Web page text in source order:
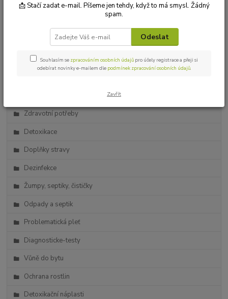
Přírodní kosmetika
Přírodní aromaterapie
Bio drogerie
Zdravotní potřeby
Detoxikace
Doplňky stravy
Dezinfekce
Žumpy, septiky, čističky
Odpady a septik
Problematická pleť
Diagnosticke-testy
Vůně do bytu
Ochrana rostlin
Detoxikační náplasti
📩 Stačí zadat e-mail. Píšeme jen tehdy, když to má smysl. Žádný
spam.
Odeslat
Souhlasím se zpracováním osobních údajů pro účely registrace a přeji si
odebírat novinky e-mailem dle podmínek zpracování osobních údajů.
Zavřít